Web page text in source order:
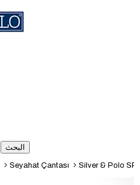
Seyahat Çantası Silver & Polo